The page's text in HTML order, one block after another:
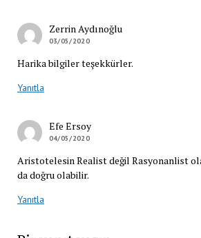
Zerrin Aydınoğlu
03/05/2020
Harika bilgiler teşekkürler.
Yanıtla
Efe Ersoy
04/05/2020
Aristotelesin Realist değil Rasyonanlist
da doğru olabilir.
Yanıtla